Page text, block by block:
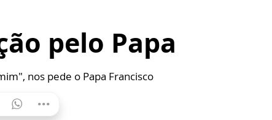
pelo Papa
nos pede o Papa Francisco